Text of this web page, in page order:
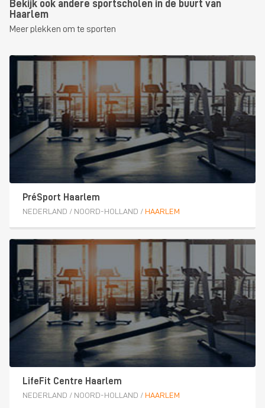
Bekijk ook andere sportscholen in de buurt van
Haarlem
Meer plekken om te sporten
PréSport Haarlem
NEDERLAND / NOORD-HOLLAND / HAARLEM
LifeFit Centre Haarlem
NEDERLAND / NOORD-HOLLAND / HAARLEM